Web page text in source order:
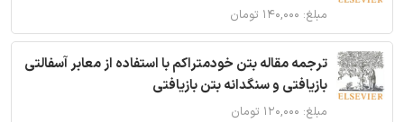
مبلغ: ۱۴۰,۰۰۰ تومان
ترجمه مقاله بتن خودمتراکم با استفاده از معابر آسفالتی
بازیافتی و سنگدانه بتن بازیافتی
مبلغ: ۱۲۰,۰۰۰ تومان